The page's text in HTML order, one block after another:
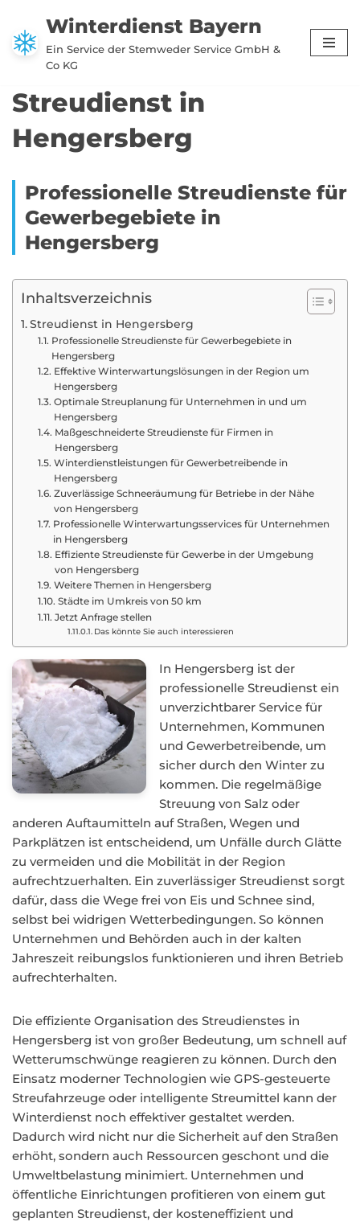
Zum
Inhalt
Winterdienst Bayern
Ein Service der Stemweder Service GmbH &
Co KG
Streudienst in
Hengersberg
Professionelle Streudienste für
Gewerbegebiete in
Hengersberg
Inhaltsverzeichnis
Streudienst in Hengersberg
Professionelle Streudienste für Gewerbegebiete in
Hengersberg
Effektive Winterwartungslösungen in der Region um
Hengersberg
Optimale Streuplanung für Unternehmen in und um
Hengersberg
Maßgeschneiderte Streudienste für Firmen in
Hengersberg
Winterdienstleistungen für Gewerbetreibende in
Hengersberg
Zuverlässige Schneeräumung für Betriebe in der Nähe
von Hengersberg
Professionelle Winterwartungsservices für Unternehmen
in Hengersberg
Effiziente Streudienste für Gewerbe in der Umgebung
von Hengersberg
Weitere Themen in Hengersberg
Städte im Umkreis von 50 km
Jetzt Anfrage stellen
Das könnte Sie auch interessieren
In Hengersberg ist der
professionelle Streudienst ein
unverzichtbarer Service für
Unternehmen, Kommunen
und Gewerbetreibende, um
sicher durch den Winter zu
kommen. Die regelmäßige
Streuung von Salz oder
anderen Auftaumitteln auf Straßen, Wegen und
Parkplätzen ist entscheidend, um Unfälle durch Glätte
zu vermeiden und die Mobilität in der Region
aufrechtzuerhalten. Ein zuverlässiger Streudienst sorgt
dafür, dass die Wege frei von Eis und Schnee sind,
selbst bei widrigen Wetterbedingungen. So können
Unternehmen und Behörden auch in der kalten
Jahreszeit reibungslos funktionieren und ihren Betrieb
aufrechterhalten.
Die effiziente Organisation des Streudienstes in
Hengersberg ist von großer Bedeutung, um schnell auf
Wetterumschwünge reagieren zu können. Durch den
Einsatz moderner Technologien wie GPS-gesteuerte
Streufahrzeuge oder intelligente Streumittel kann der
Winterdienst noch effektiver gestaltet werden.
Dadurch wird nicht nur die Sicherheit auf den Straßen
erhöht, sondern auch Ressourcen geschont und die
Umweltbelastung minimiert. Unternehmen und
öffentliche Einrichtungen profitieren von einem gut
geplanten Streudienst, der kosteneffizient und